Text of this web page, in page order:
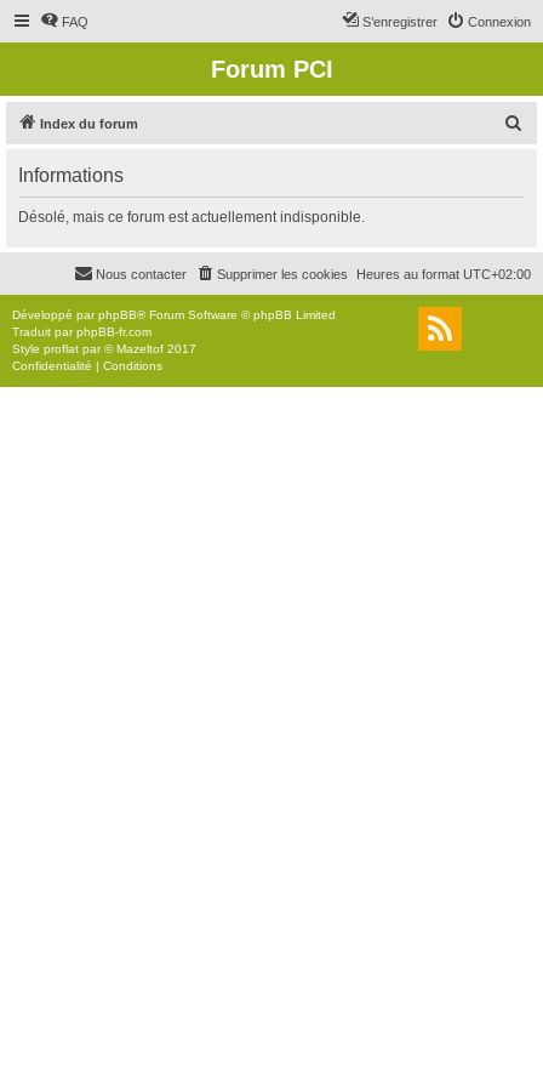
FAQ Connexion
S’enregistrer
Forum PCI
Index du forum
r
c
r
Informations
Désolé, mais ce forum est actuellement indisponible.
Heures au format UTC+02:00
Supprimer les cookies
Nous contacter
Développé parphpBB® Forum Software © phpBB Limited
Traduit parphpBB-fr.com
Style proflat par ©Mazeltof 2017
Confidentialité | Conditions